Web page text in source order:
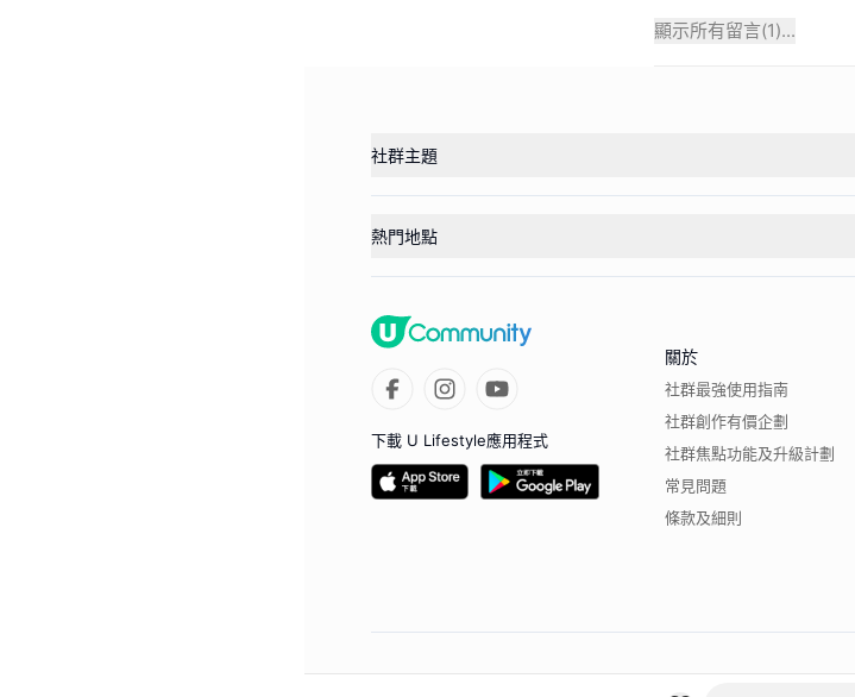
顯示所有留言(1)...
社群主題
熱門地點
下載 U Lifestyle應用程式
關於
社群最強使用指南
社群創作有價企劃
社群焦點功能及升級計劃
常見問題
條款及細則